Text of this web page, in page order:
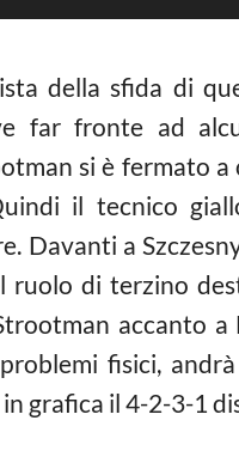
della sfida di
far fronte ad
si è fermato a
il tecnico
Davanti a
di terzino
accanto
fisici,
grafica il 4-2-3-1